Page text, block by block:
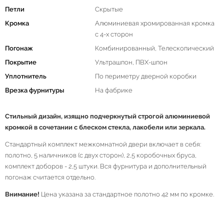
Петли
Скрытые
Кромка
Алюминиевая хромированная кромка
с 4-х сторон
Погонаж
Комбинированный, Телескопический
Покрытие
Ультрашпон, ПВХ-шпон
Уплотнитель
По периметру дверной коробки
Врезка фурнитуры
На фабрике
Стильный дизайн, изящно подчеркнутый строгой алюминиевой
кромкой в сочетании с блеском стекла, лакобели или зеркала.
Стандартный комплект межкомнатной двери включает в себя:
полотно, 5 наличников (с двух сторон), 2,5 коробочных бруса,
комплект доборов - 2,5 штуки. Вся фурнитура и дополнительный
погонаж считается отдельно.
Внимание! Цена указана за стандартное полотно 42 мм по кромке.